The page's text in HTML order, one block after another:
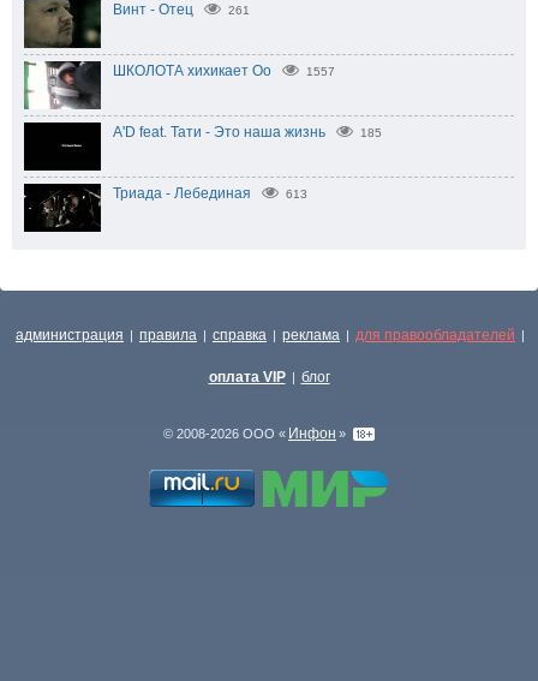
Винт - Отец 261
ШКОЛОТА хихикает Оо 1557
A'D feat. Тати - Это наша жизнь 185
Триада - Лебединая 613
администрация | правила | справка | реклама | для правообладателей |
оплата VIP | блог
© 2008-2026 ООО « Инфон »